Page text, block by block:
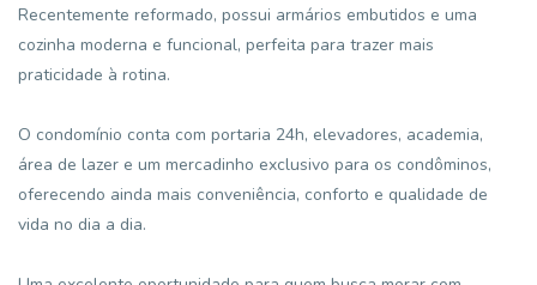
Recentemente reformado, possui armários embutidos e uma
cozinha moderna e funcional, perfeita para trazer mais
praticidade à rotina.
O condomínio conta com portaria 24h, elevadores, academia,
área de lazer e um mercadinho exclusivo para os condôminos,
oferecendo ainda mais conveniência, conforto e qualidade de
vida no dia a dia.